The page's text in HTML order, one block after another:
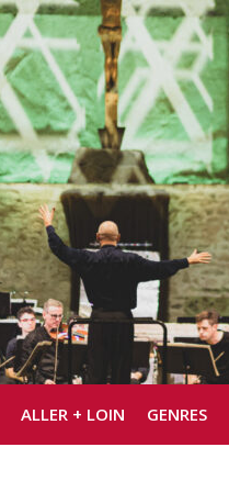
ALLER + LOIN GENRES